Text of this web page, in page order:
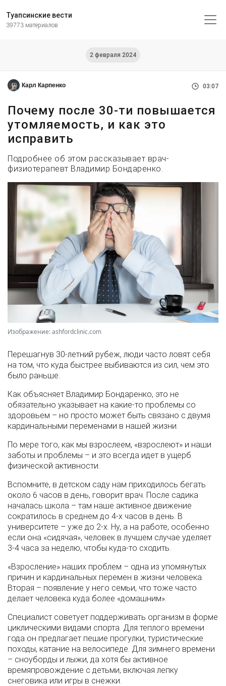
Туапсинские вести
39773 материалов
2 февраля 2024
Карл Карпенко 03:07
Почему после 30-ти повышается
утомляемость, и как это
исправить
Подробнее об этом рассказывает врач-
физиотерапевт Владимир Бондаренко.
Изображение: ashfordclinic.com
Перешагнув 30-летний рубеж, люди часто ловят себя
на том, что куда быстрее выбиваются из сил, чем это
было раньше.
Как объясняет Владимир Бондаренко, это не
обязательно указывает на какие-то проблемы со
здоровьем – но просто может быть связано с двумя
кардинальными переменами в нашей жизни.
По мере того, как мы взрослеем, «взрослеют» и наши
заботы и проблемы – и это всегда идет в ущерб
физической активности.
Вспомните, в детском саду нам приходилось бегать
около 6 часов в день, говорит врач. После садика
началась школа – там наше активное движение
сократилось в среднем до 4-х часов в день. В
университете – уже до 2-х. Ну, а на работе, особенно
если она «сидячая», человек в лучшем случае уделяет
3-4 часа за неделю, чтобы куда-то сходить.
«Взросление» наших проблем – одна из упомянутых
причин и кардинальных перемен в жизни человека.
Вторая – появление у него семьи, что тоже часто
делает человека куда более «домашним».
Специалист советует поддерживать организм в форме
циклическими видами спорта. Для теплого времени
года он предлагает пешие прогулки, туристические
походы, катание на велосипеде. Для зимнего времени
– сноуборды и лыжи, да хотя бы активное
времяпровождение с детьми, включая лепку
снеговика или игры в снежки.